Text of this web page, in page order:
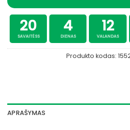
20
SAVAITĖSS
4
DIENAS
12
VALANDAS
Produkto kodas:
APRAŠYMAS